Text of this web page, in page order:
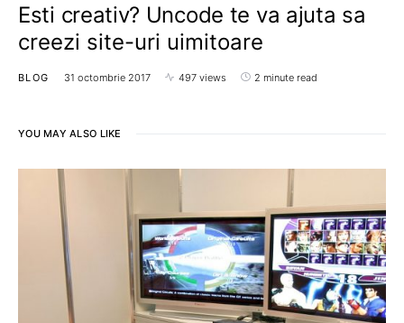
Esti creativ? Uncode te va ajuta sa
creezi site-uri uimitoare
BLOG 31 octombrie 2017 497 views 2 minute read
YOU MAY ALSO LIKE